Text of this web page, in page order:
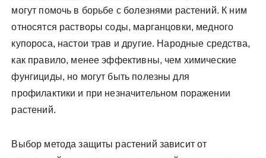
могут помочь в борьбе с болезнями растений. К ним
относятся растворы соды, марганцовки, медного
купороса, настои трав и другие. Народные средства,
как правило, менее эффективны, чем химические
фунгициды, но могут быть полезны для
профилактики и при незначительном поражении
растений.
Выбор метода защиты растений зависит от